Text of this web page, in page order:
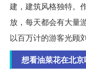
建，建筑风格独特。
放，每天都会有大量
以百万计的游客光顾
想看油菜花在北